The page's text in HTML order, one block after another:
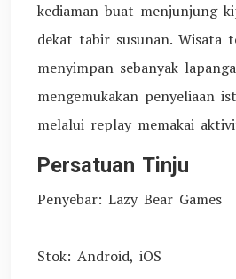
kediaman buat menjunjung
dekat tabir susunan. Wisata
menyimpan sebanyak
mengemukakan penyeliaan
melalui replay memakai
Persatuan Tinju
Penyebar: Lazy Bear Games
Stok: Android, iOS